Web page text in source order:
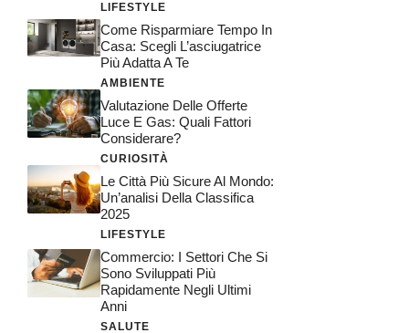
LIFESTYLE
Come Risparmiare Tempo In
Casa: Scegli L’asciugatrice
Più Adatta A Te
AMBIENTE
Valutazione Delle Offerte
Luce E Gas: Quali Fattori
Considerare?
CURIOSITÀ
Le Città Più Sicure Al Mondo:
Un’analisi Della Classifica
2025
LIFESTYLE
Commercio: I Settori Che Si
Sono Sviluppati Più
Rapidamente Negli Ultimi
Anni
SALUTE